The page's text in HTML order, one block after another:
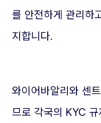
를 안전하게 관리하
지합니다.
와이어바알리와 센
므로 각국의 KYC